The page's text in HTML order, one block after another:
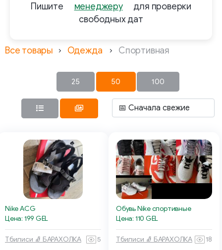
Пишите
менеджеру
для проверки
свободных дат
Все товары Одежда Спортивная
25 50 100
Nike ACG
Цена: 199 GEL
Тбилиси 🧦 БАРАХОЛКА 5
Обувь Nike спортивные
Цена: 110 GEL
Тбилиси 🧦 БАРАХОЛКА 18